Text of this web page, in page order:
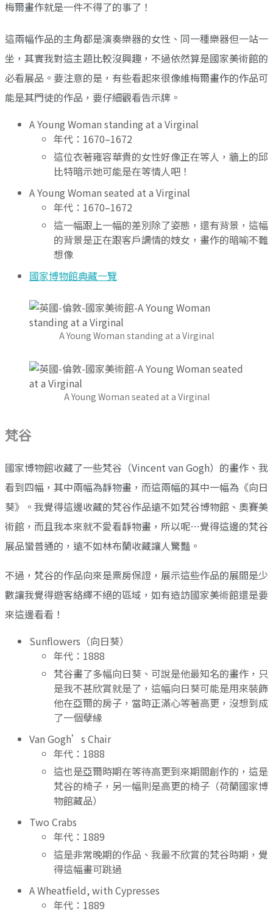
梅爾畫作就是一件不得了的事了！
這兩幅作品的主角都是演奏樂器的女性、同一種樂器但一站一
坐，其實我對這主題比較沒興趣，不過依然算是國家美術館的
必看展品。要注意的是，有些看起來很像維梅爾畫作的作品可
能是其門徒的作品，要仔細觀看告示牌。
A Young Woman standing at a Virginal
年代：1670–1672
這位衣著雍容華貴的女性好像正在等人，牆上的邱
比特暗示她可能是在等情人吧！
A Young Woman seated at a Virginal
年代：1670–1672
這一幅跟上一幅的差別除了姿態，還有背景，這幅
的背景是正在跟客戶調情的妓女，畫作的暗喻不難
想像
國家博物館典藏一覽
A Young Woman standing at a Virginal
A Young Woman seated at a Virginal
梵谷
國家博物館收藏了一些梵谷（Vincent van Gogh）的畫作、我
看到四幅，其中兩幅為靜物畫，而這兩幅的其中一幅為《向日
葵》。我覺得這邊收藏的梵谷作品遠不如梵谷博物館、奧賽美
術館，而且我本來就不愛看靜物畫，所以呢…覺得這邊的梵谷
展品蠻普通的，遠不如林布蘭收藏讓人驚豔。
不過，梵谷的作品向來是票房保證，展示這些作品的展間是少
數讓我覺得遊客絡繹不絕的區域，如有造訪國家美術館還是要
來這邊看看！
Sunflowers（向日葵）
年代：1888
梵谷畫了多幅向日葵、可說是他最知名的畫作，只
是我不甚欣賞就是了，這幅向日葵可能是用來裝飾
他在亞爾的房子，當時正滿心等著高更，沒想到成
了一個孽緣
Van Gogh’s Chair
年代：1888
這也是亞爾時期在等待高更到來期間創作的，這是
梵谷的椅子，另一幅則是高更的椅子（荷蘭國家博
物館藏品）
Two Crabs
年代：1889
這是非常晚期的作品、我最不欣賞的梵谷時期，覺
得這幅畫可跳過
A Wheatfield, with Cypresses
年代：1889